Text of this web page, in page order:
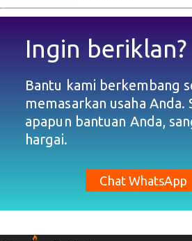
Ingin beriklan?
Bantu kami berkembang
memasarkan usaha Anda.
apapun bantuan Anda,
hargai.
Chat WhatsApp